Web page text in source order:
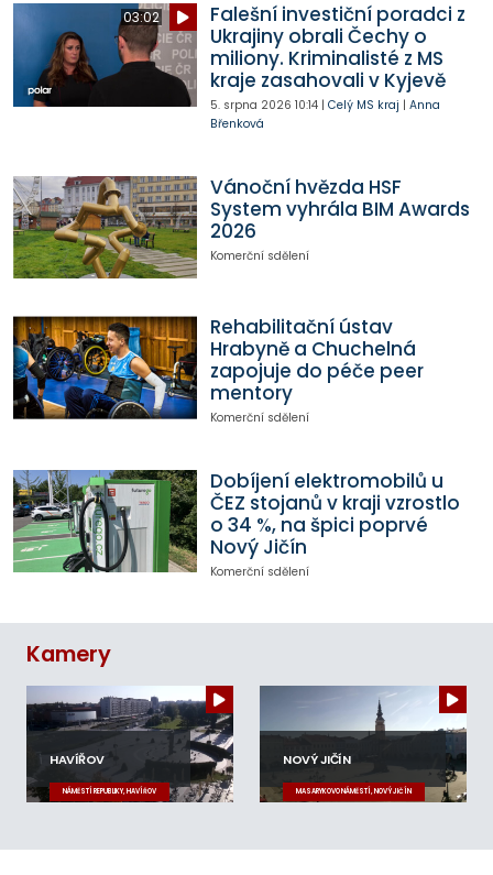
03:02
Falešní investiční poradci z
Ukrajiny obrali Čechy o
miliony. Kriminalisté z MS
kraje zasahovali v Kyjevě
5. srpna 2026 10:14| Celý MS kraj | Anna
Břenková
Vánoční hvězda HSF
System vyhrála BIM Awards
2026
Komerční sdělení
Rehabilitační ústav
Hrabyně a Chuchelná
zapojuje do péče peer
mentory
Komerční sdělení
Dobíjení elektromobilů u
ČEZ stojanů v kraji vzrostlo
o 34 %, na špici poprvé
Nový Jičín
Komerční sdělení
Kamery
HAVÍŘOV
NÁMĚSTÍ REPUBLIKY, HAVÍŘOV
NOVÝ JIČÍN
MASARYKOVO NÁMĚSTÍ, NOVÝ JIČÍN